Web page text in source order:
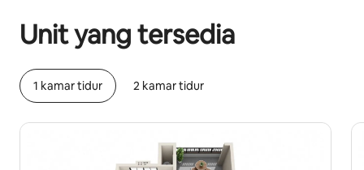
Unit yang tersedia
1 kamar tidur 2 kamar tidur